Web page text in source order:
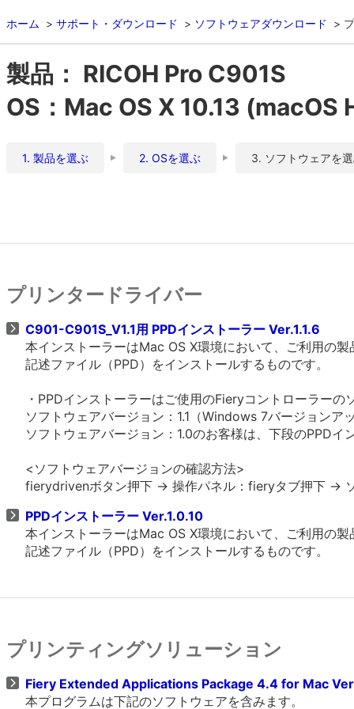
ホーム サポート・ダウンロード ソフトウェアダウンロード
製品： RICOH Pro C901S
OS：Mac OS X 10.13 (macOS
1. 製品を選ぶ 2. OSを選ぶ 3. ソフトウェアを
プリンタードライバー
C901-C901S_V1.1用 PPDインストーラー Ver.1.1.6
本インストーラーはMac OS X環境において、ご利用の
記述ファイル（PPD）をインストールするものです。
・PPDインストーラーはご使用のFieryコントローラー
ソフトウェアバージョン：1.1（Windows 7バージョン
ソフトウェアバージョン：1.0のお客様は、下段のPPDイ
<ソフトウェアバージョンの確認方法>
fierydrivenボタン押下 -> 操作パネル：fieryタブ押下 ->
PPDインストーラー Ver.1.0.10
本インストーラーはMac OS X環境において、ご利用の
記述ファイル（PPD）をインストールするものです。
プリンティングソリューション
Fiery Extended Applications Package 4.4 for Mac
本プログラムは下記のソフトウェアを含みます。